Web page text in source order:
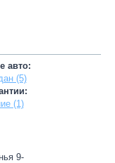
авто:
(5)
(1)
9-